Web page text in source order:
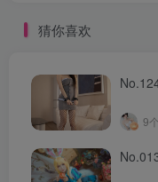
猜你喜欢
9